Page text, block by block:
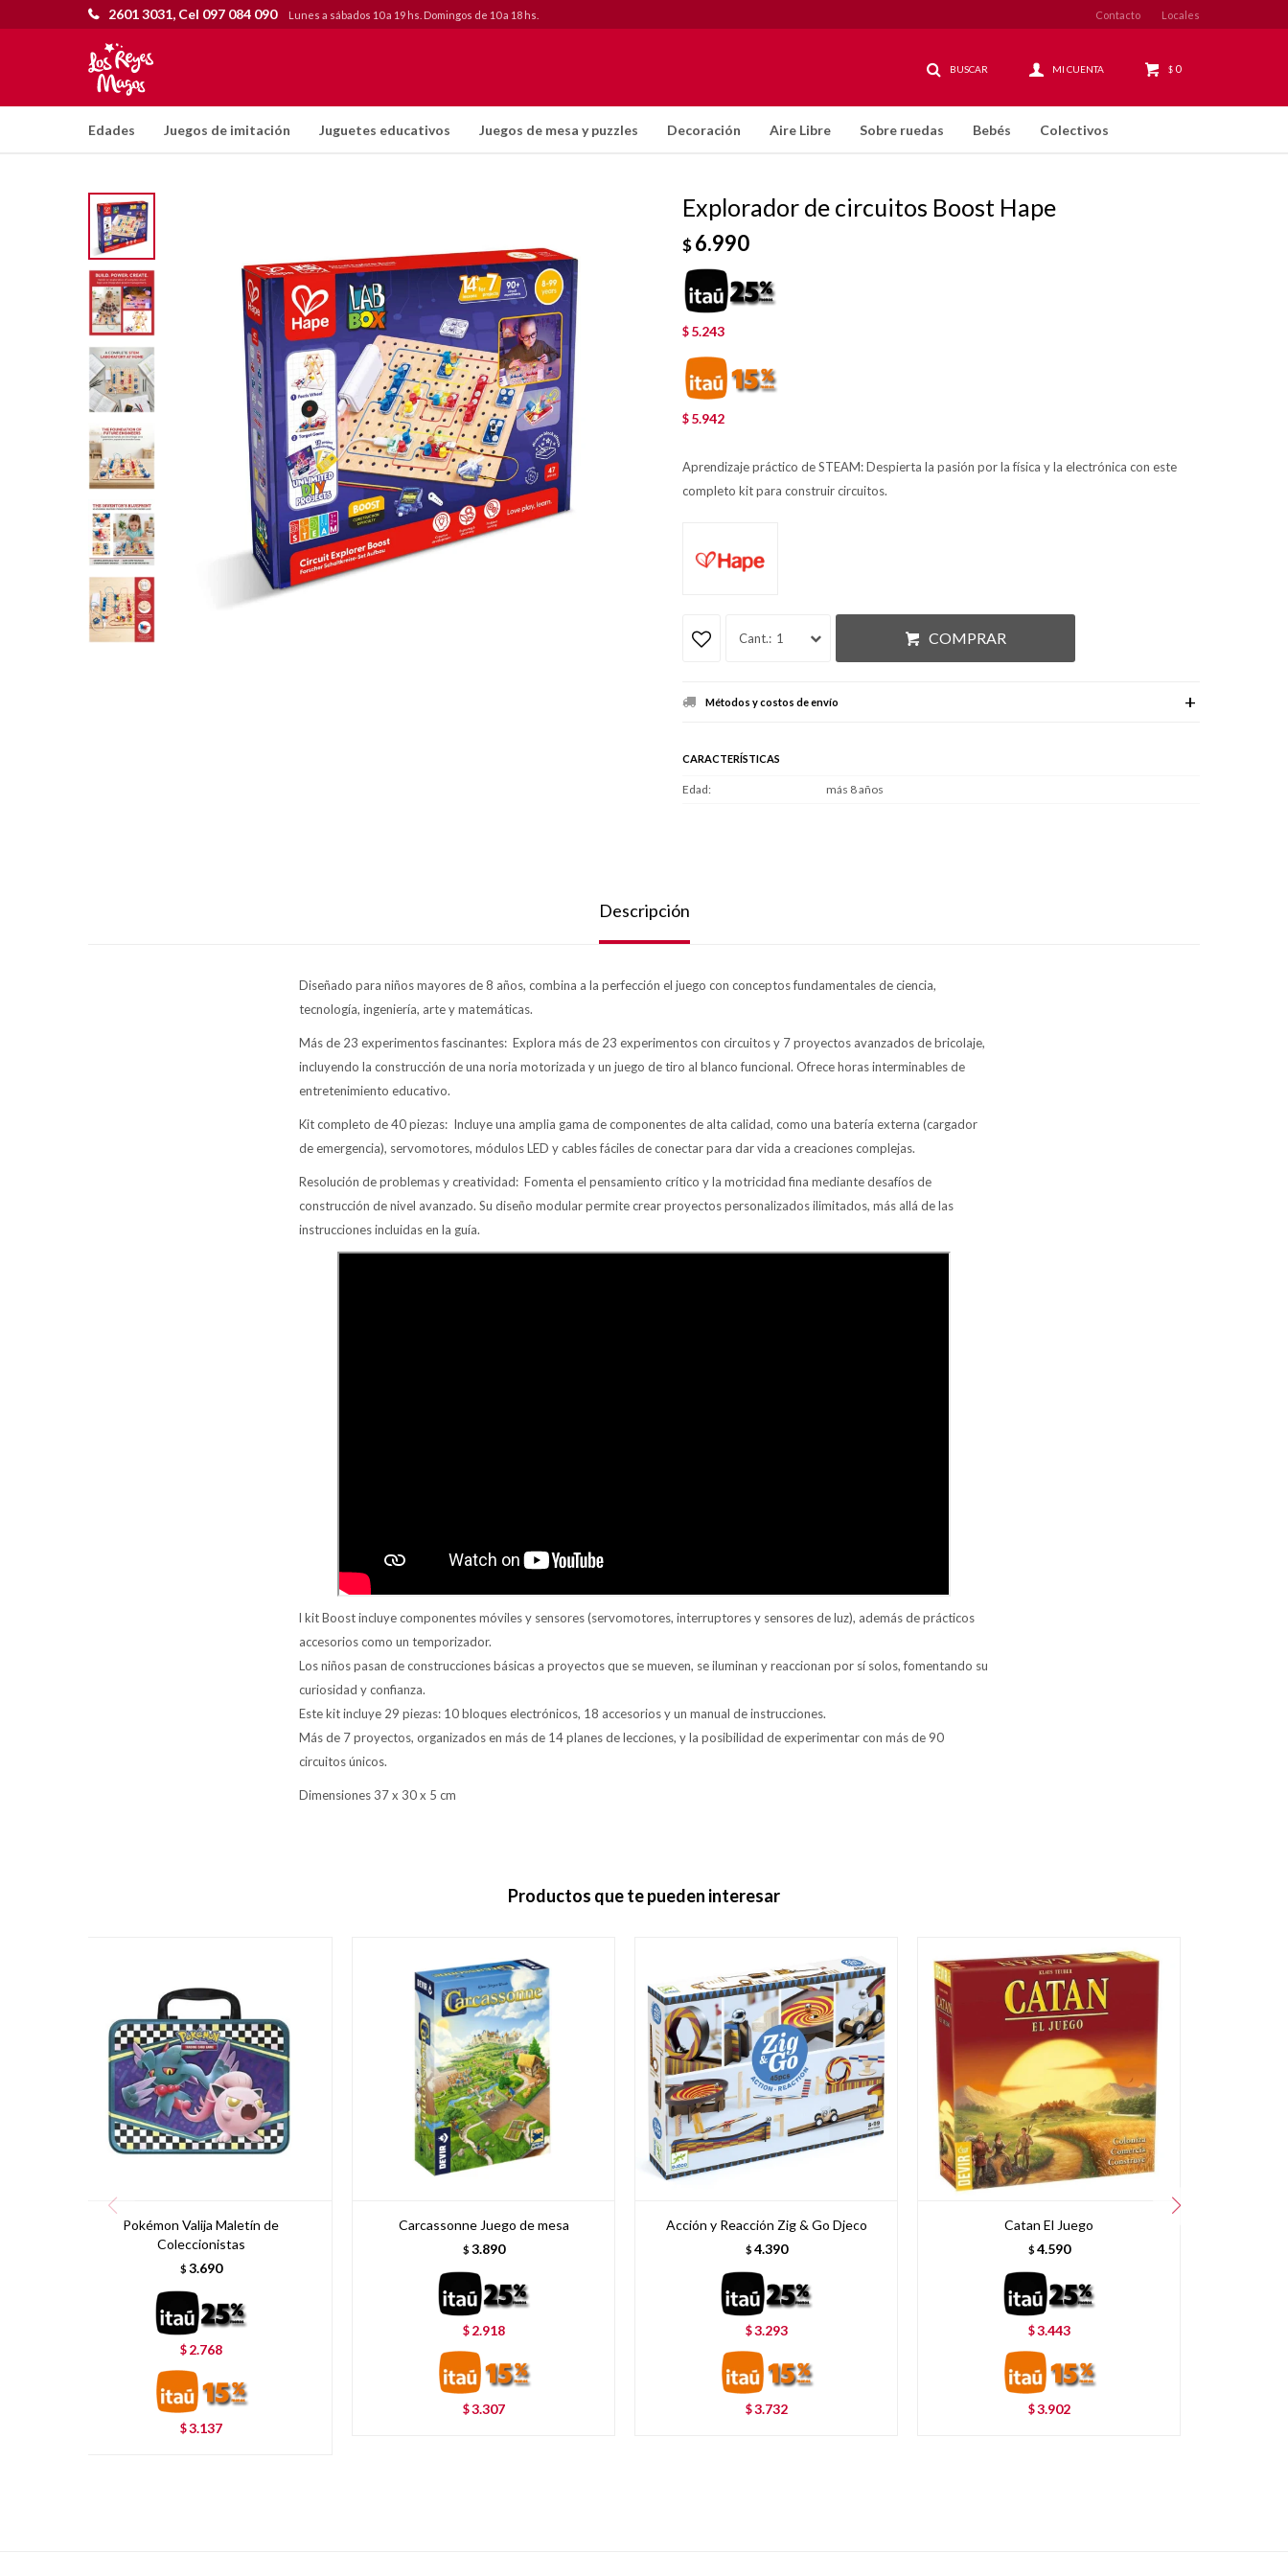
Edades Juegos de imitación Juguetes educativos Juegos de mesa y puzzles Decoración Aire Libre Sobre ruedas Bebés Colectivos
$ 0
2601 3031, Cel 097 084 090 Lunes a sábados 10 a 19 hs. Domingos de 10 a 18 hs. Contacto Locales
Explorador de circuitos Boost Hape
$6.990
$ 5.243
$ 5.942
Aprendizaje práctico de STEAM: Despierta la pasión por la física y la electrónica con este
completo kit para construir circuitos.
1 COMPRAR
Métodos y costos de envío
CARACTERÍSTICAS
Edad más 8 años
Descripción
Diseñado para niños mayores de 8 años, combina a la perfección el juego con conceptos fundamentales de ciencia,
tecnología, ingeniería, arte y matemáticas.
Más de 23 experimentos fascinantes: Explora más de 23 experimentos con circuitos y 7 proyectos avanzados de bricolaje,
incluyendo la construcción de una noria motorizada y un juego de tiro al blanco funcional. Ofrece horas interminables de
entretenimiento educativo.
Kit completo de 40 piezas: Incluye una amplia gama de componentes de alta calidad, como una batería externa (cargador
de emergencia), servomotores, módulos LED y cables fáciles de conectar para dar vida a creaciones complejas.
Resolución de problemas y creatividad: Fomenta el pensamiento crítico y la motricidad fina mediante desafíos de
construcción de nivel avanzado. Su diseño modular permite crear proyectos personalizados ilimitados, más allá de las
instrucciones incluidas en la guía.
l kit Boost incluye componentes móviles y sensores (servomotores, interruptores y sensores de luz), además de prácticos
accesorios como un temporizador.
Los niños pasan de construcciones básicas a proyectos que se mueven, se iluminan y reaccionan por sí solos, fomentando su
curiosidad y confianza.
Este kit incluye 29 piezas: 10 bloques electrónicos, 18 accesorios y un manual de instrucciones.
Más de 7 proyectos, organizados en más de 14 planes de lecciones, y la posibilidad de experimentar con más de 90
circuitos únicos.
Dimensiones 37 x 30 x 5 cm
Productos que te pueden interesar
Pokémon Valija Maletín de
Coleccionistas
$ 3.690
$ 2.768
$3.137
Carcassonne Juego de mesa
$ 3.890
$ 2.918
$3.307
Acción y Reacción Zig & Go Djeco
$ 4.390
$3.293
$3.732
Catan El Juego
$ 4.590
$3.443
$3.902